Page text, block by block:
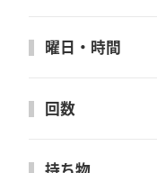
曜日・時間
回数